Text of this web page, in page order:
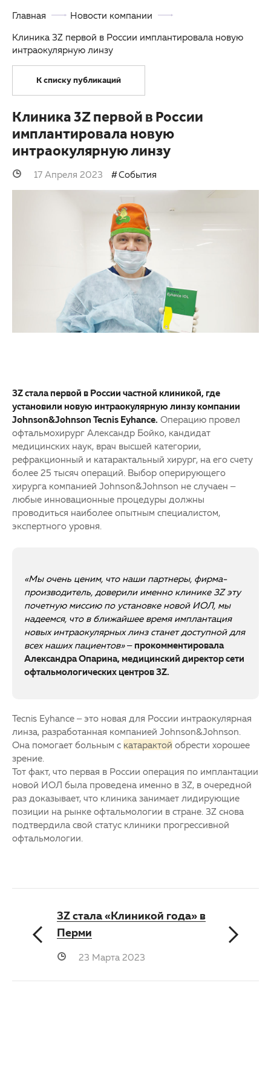
3D-тур по клинике
Партнерам
Другие заболевания глаз
Детская офтальмология
Главная
Новости компании
Клиника 3Z первой в России имплантировала новую
интраокулярную линзу
К списку публикаций
Клиника 3Z первой в России
имплантировала новую
интраокулярную линзу
17 Апреля 2023 События
3Z стала первой в России частной клиникой, где
установили новую интраокулярную линзу компании
Johnson&Johnson Tecnis Eyhance. Операцию провел
офтальмохирург Александр Бойко, кандидат
медицинских наук, врач высшей категории,
рефракционный и катарактальный хирург, на его счету
более 25 тысяч операций. Выбор оперирующего
хирурга компанией Johnson&Johnson не случаен –
любые инновационные процедуры должны
проводиться наиболее опытным специалистом,
экспертного уровня.
«Мы очень ценим, что наши партнеры, фирма-
производитель, доверили именно клинике 3Z эту
почетную миссию по установке новой ИОЛ, мы
надеемся, что в ближайшее время имплантация
новых интраокулярных линз станет доступной для
всех наших пациентов»– прокомментировала
Александра Опарина, медицинский директор сети
офтальмологических центров 3Z.
Tecnis Eyhance – это новая для России интраокулярная
линза, разработанная компанией Johnson&Johnson.
Она помогает больным c катарактой обрести хорошее
зрение.
Тот факт, что первая в России операция по имплантации
новой ИОЛ была проведена именно в 3Z, в очередной
раз доказывает, что клиника занимает лидирующие
позиции на рынке офтальмологии в стране. 3Z снова
подтвердила свой статус клиники прогрессивной
офтальмологии.
3Z стала «Клиникой года» в
Перми
23 Марта 2023